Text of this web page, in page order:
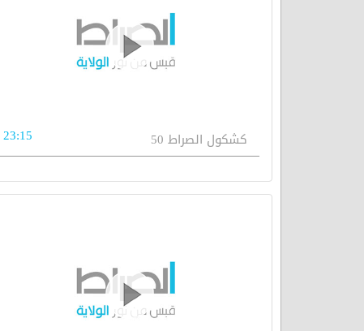
كشكول الصراط 50 23:15